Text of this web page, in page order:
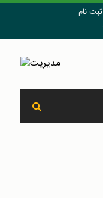
ثبت نام